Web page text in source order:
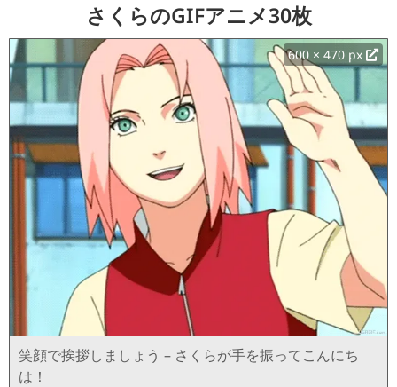
さくらのGIFアニメ30枚
600 × 470 px
笑顔で挨拶しましょう – さくらが手を振ってこんにち
は！